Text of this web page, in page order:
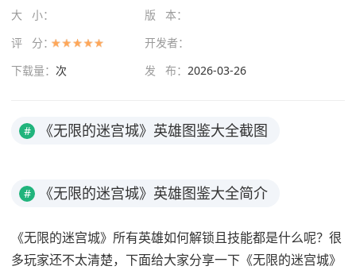
大 小：
版 本：
评 分：
开发者：
下载量： 次 发 布： 2026-03-26
# 《无限的迷宫城》英雄图鉴大全截图
# 《无限的迷宫城》英雄图鉴大全简介
《无限的迷宫城》所有英雄如何解锁且技能都是什么呢？很
多玩家还不太清楚，下面给大家分享一下《无限的迷宫城》